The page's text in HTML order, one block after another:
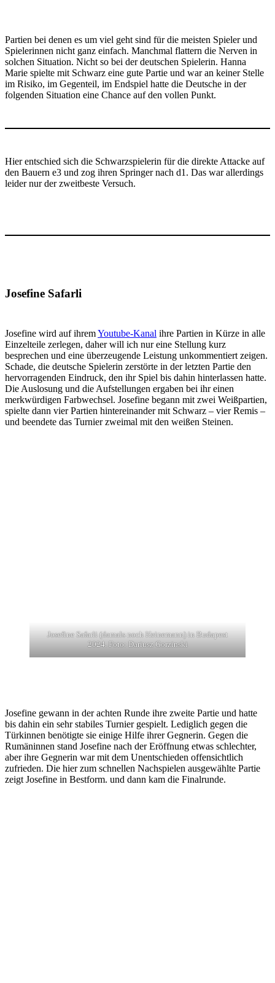
Partien bei denen es um viel geht sind für die meisten Spieler und
Spielerinnen nicht ganz einfach. Manchmal flattern die Nerven in
solchen Situation. Nicht so bei der deutschen Spielerin. Hanna
Marie spielte mit Schwarz eine gute Partie und war an keiner Stelle
im Risiko, im Gegenteil, im Endspiel hatte die Deutsche in der
folgenden Situation eine Chance auf den vollen Punkt.
Hier entschied sich die Schwarzspielerin für die direkte Attacke auf
den Bauern e3 und zog ihren Springer nach d1. Das war allerdings
leider nur der zweitbeste Versuch.
Josefine Safarli
Josefine wird auf ihremYoutube-Kanal ihre Partien in Kürze in alle
Einzelteile zerlegen, daher will ich nur eine Stellung kurz
besprechen und eine überzeugende Leistung unkommentiert zeigen.
Schade, die deutsche Spielerin zerstörte in der letzten Partie den
hervorragenden Eindruck, den ihr Spiel bis dahin hinterlassen hatte.
Die Auslosung und die Aufstellungen ergaben bei ihr einen
merkwürdigen Farbwechsel. Josefine begann mit zwei Weißpartien,
spielte dann vier Partien hintereinander mit Schwarz – vier Remis –
und beendete das Turnier zweimal mit den weißen Steinen.
Josefine Safarli (damals noch Heinemann) in Budapest
2024. Foto: Dariusz Gorzinski
Josefine gewann in der achten Runde ihre zweite Partie und hatte
bis dahin ein sehr stabiles Turnier gespielt. Lediglich gegen die
Türkinnen benötigte sie einige Hilfe ihrer Gegnerin. Gegen die
Rumäninnen stand Josefine nach der Eröffnung etwas schlechter,
aber ihre Gegnerin war mit dem Unentschieden offensichtlich
zufrieden. Die hier zum schnellen Nachspielen ausgewählte Partie
zeigt Josefine in Bestform. und dann kam die Finalrunde.